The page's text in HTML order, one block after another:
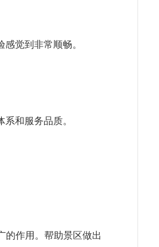
觉到非常顺畅。
和服务品质。
的作用。帮助景区做出